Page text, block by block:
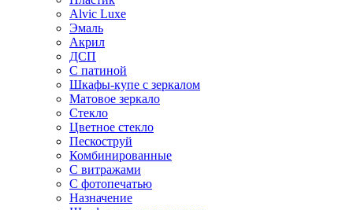
Alvic Luxe
Эмаль
Акрил
ДСП
С патиной
Шкафы-купе с зеркалом
Матовое зеркало
Стекло
Цветное стекло
Пескоструй
Комбинированные
С витражами
С фотопечатью
Назначение